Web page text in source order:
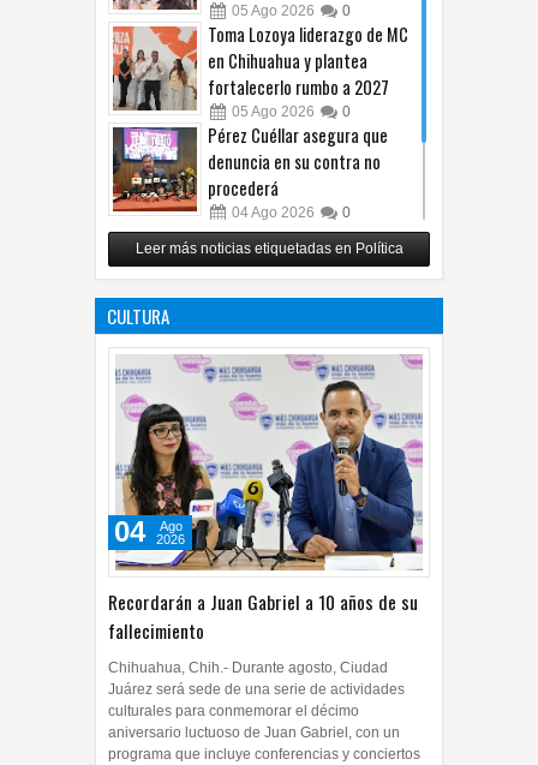
05 Ago 2026 0
Toma Lozoya liderazgo de MC
en Chihuahua y plantea
fortalecerlo rumbo a 2027
05 Ago 2026 0
Pérez Cuéllar asegura que
denuncia en su contra no
procederá
04Ago 2026 0
Respalda Morena Chihuahua
propuesta sobre derechos de
Leer más noticias etiquetadas en Política
CULTURA
Recordarán a Juan Gabriel a 10 años de su
fallecimiento
04
Ago
2026
Chihuahua, Chih.- Durante agosto, Ciudad
Juárez será sede de una serie de actividades
culturales para conmemorar el décimo
aniversario luctuoso de Juan Gabriel, con un
programa que incluye conferencias y conciertos